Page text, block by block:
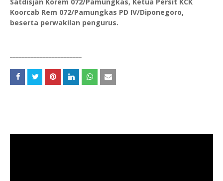
Koorcab Rem 072/Pamungkas PD IV/Diponegoro,
beserta perwakilan pengurus.